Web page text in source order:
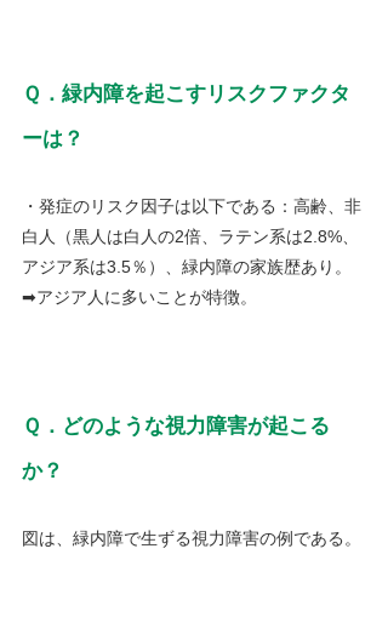
Ｑ．緑内障を起こすリスクファクタ
ーは？
・発症のリスク因子は以下である：高齢、非
白人（黒人は白人の2倍、ラテン系は2.8%、
アジア系は3.5％）、緑内障の家族歴あり。
➡アジア人に多いことが特徴。
Ｑ．どのような視力障害が起こる
か？
図は、緑内障で生ずる視力障害の例である。